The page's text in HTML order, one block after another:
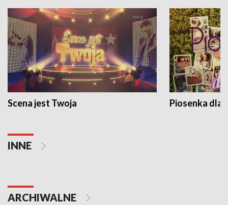
Scena jest Twoja Piosenka dla
INNE
ARCHIWALNE